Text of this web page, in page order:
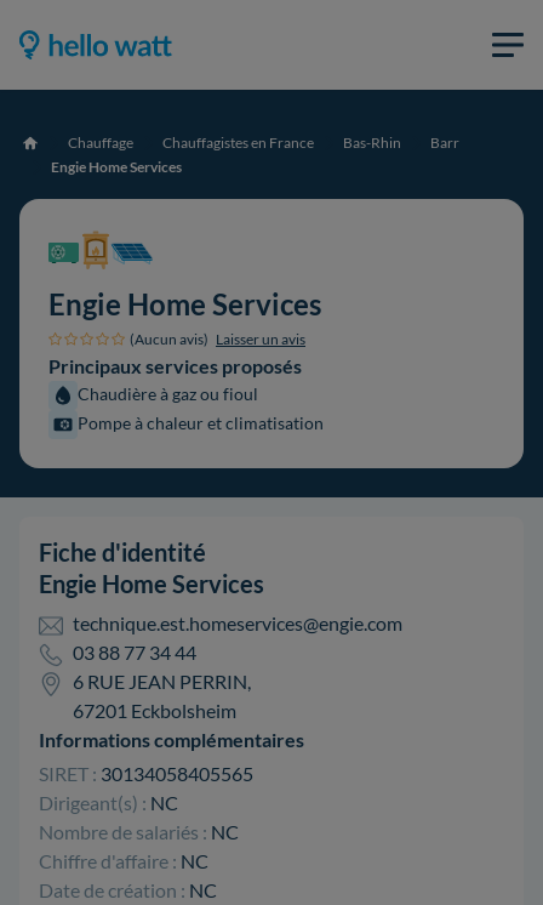
Accueil Chauffage Chauffagistes en France Bas-Rhin
Barr
Engie Home Services
Engie Home Services
(Aucun avis) Laisser un avis
Principaux services proposés
Chaudière à gaz ou fioul
Pompe à chaleur et climatisation
Fiche d'identité
Engie Home Services
technique.est.homeservices@engie.com
03 88 77 34 44
6 RUE JEAN PERRIN,
67201 Eckbolsheim
Informations complémentaires
SIRET : 30134058405565
Dirigeant(s) : NC
Nombre de salariés : NC
Chiffre d'affaire : NC
Date de création : NC